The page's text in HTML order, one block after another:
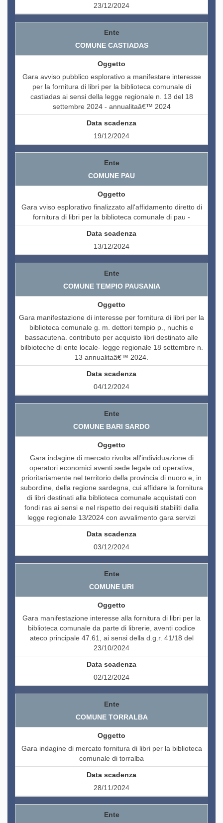
23/12/2024
COMUNE CASTIADAS
Gara avviso pubblico esplorativo a manifestare interesse
per la fornitura di libri per la biblioteca comunale di
castiadas ai sensi della legge regionale n. 13 del 18
settembre 2024 - annualitaâ€™ 2024
19/12/2024
COMUNE PAU
Gara vviso esplorativo finalizzato all'affidamento diretto di
fornitura di libri per la biblioteca comunale di pau -
13/12/2024
COMUNE TEMPIO PAUSANIA
Gara manifestazione di interesse per fornitura di libri per la
biblioteca comunale g. m. dettori tempio p., nuchis e
bassacutena. contributo per acquisto libri destinato alle
bilbioteche di ente locale- legge regionale 18 settembre n.
13 annualitaâ€™ 2024.
04/12/2024
COMUNE BARI SARDO
Gara indagine di mercato rivolta all'individuazione di
operatori economici aventi sede legale od operativa,
prioritariamente nel territorio della provincia di nuoro e, in
subordine, della regione sardegna, cui affidare la fornitura
di libri destinati alla biblioteca comunale acquistati con
fondi ras ai sensi e nel rispetto dei requisiti stabiliti dalla
legge regionale 13/2024 con avvalimento gara servizi
03/12/2024
COMUNE URI
Gara manifestazione interesse alla fornitura di libri per la
biblioteca comunale da parte di librerie, aventi codice
ateco principale 47.61, ai sensi della d.g.r. 41/18 del
23/10/2024
02/12/2024
COMUNE TORRALBA
Gara indagine di mercato fornitura di libri per la biblioteca
comunale di torralba
28/11/2024